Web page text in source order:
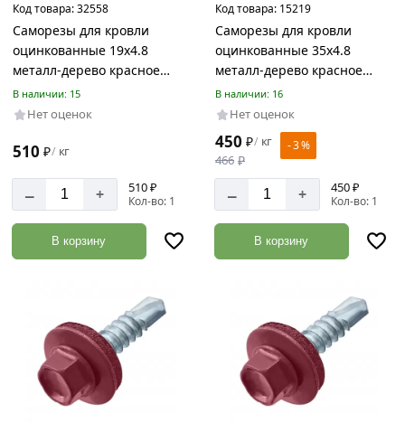
Код товара:32558
Саморезы для кровли
оцинкованные 19х4.8
металл-дерево красное
вино RAL 3005
В наличии: 15
Нет оценок
510 ₽/ кг
– + 510 ₽
Кол-во: 1
В корзину
Код товара: 15219
Саморезы для кровли
оцинкованные 35х4.8
металл-дерево красное
вино RAL 3005
В наличии: 16
Нет оценок
450 ₽/ кг
466 ₽
- 3 %
– + 450 ₽
Кол-во: 1
В корзину